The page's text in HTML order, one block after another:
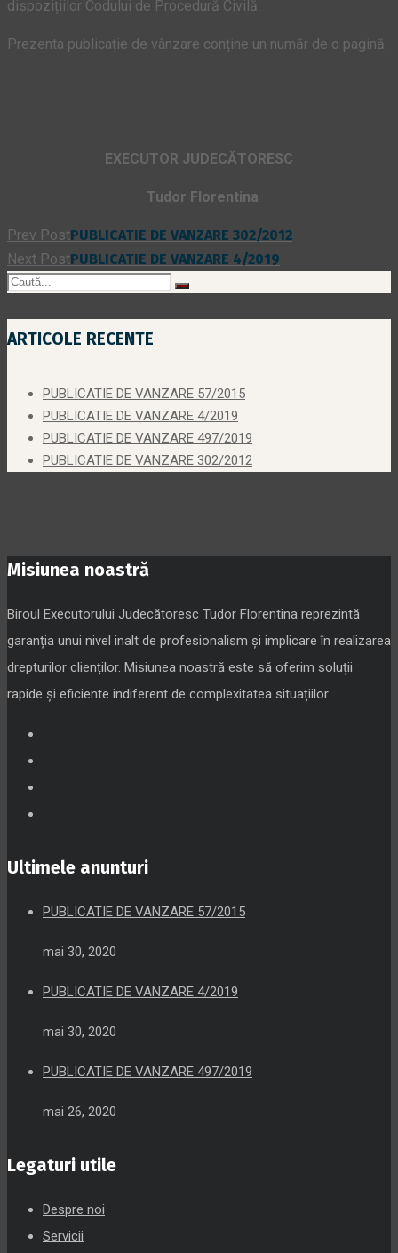
dispozițiilor Codului de Procedură Civilă.
Prezenta publicație de vânzare conține un număr de o pagină.
EXECUTOR JUDECĂTORESC
Tudor Florentina
Prev PostPUBLICATIE DE VANZARE 302/2012
Next PostPUBLICATIE DE VANZARE 4/2019
ARTICOLE RECENTE
PUBLICATIE DE VANZARE 57/2015
PUBLICATIE DE VANZARE 4/2019
PUBLICATIE DE VANZARE 497/2019
PUBLICATIE DE VANZARE 302/2012
Misiunea noastră
Biroul Executorului Judecătoresc Tudor Florentina reprezintă
garanția unui nivel inalt de profesionalism și implicare în realizarea
drepturilor clienților. Misiunea noastră este să oferim soluții
rapide și eficiente indiferent de complexitatea situațiilor.
Ultimele anunturi
PUBLICATIE DE VANZARE 57/2015
mai 30, 2020
PUBLICATIE DE VANZARE 4/2019
mai 30, 2020
PUBLICATIE DE VANZARE 497/2019
mai 26, 2020
Legaturi utile
Despre noi
Servicii